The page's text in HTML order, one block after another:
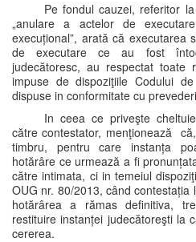
Pe fondul cauzei, referitor
„anulare a actelor de
execuțional”, arată că executarea
de executare ce au fost
judecătoresc, au respectat
impuse de dispoziţiile Codului
dispuse in conformitate cu
In ceea ce priveşte
către contestator, menţionează
timbru, pentru care instanța
hotărâre ce urmează a fi
către intimata, ci in temeiul
OUG nr. 80/2013, când
hotărârea a rămas definitiva,
restituire instanței judecătoreşti la
cererea.